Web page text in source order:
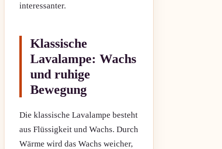
interessanter.
Klassische
Lavalampe: Wachs
und ruhige
Bewegung
Die klassische Lavalampe besteht
aus Flüssigkeit und Wachs. Durch
Wärme wird das Wachs weicher,